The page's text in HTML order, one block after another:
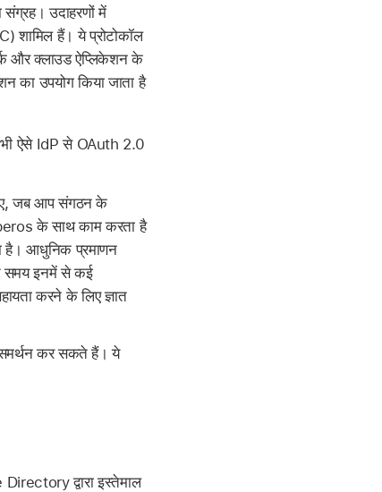
संग्रह। उदाहरणों में
हैं। ये प्रोटोकॉल
और क्लाउड ऐप्लिकेशन के
का उपयोग किया जाता है
भी ऐसे IdP से OAuth 2.0
जब आप संगठन के
के साथ काम करता है
है। आधुनिक प्रमाणन
समय इनमें से कई
करने के लिए ज्ञात
कर सकते हैं। ये
द्वारा इस्तेमाल